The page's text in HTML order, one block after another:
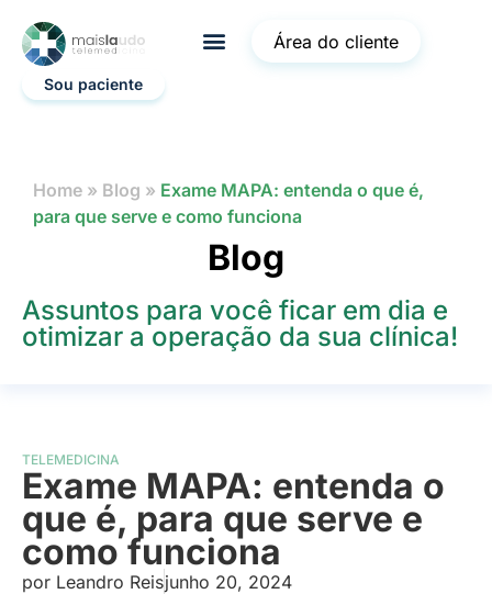
Área do cliente
Sou paciente
Home » Blog » Exame MAPA: entenda o que é,
para que serve e como funciona
Blog
Assuntos para você ficar em dia e
otimizar a operação da sua clínica!
TELEMEDICINA
Exame MAPA: entenda o
que é, para que serve e
como funciona
por Leandro Reisjunho 20, 2024